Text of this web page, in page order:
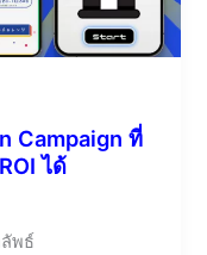
Campaign ที่
ได้
พธ์